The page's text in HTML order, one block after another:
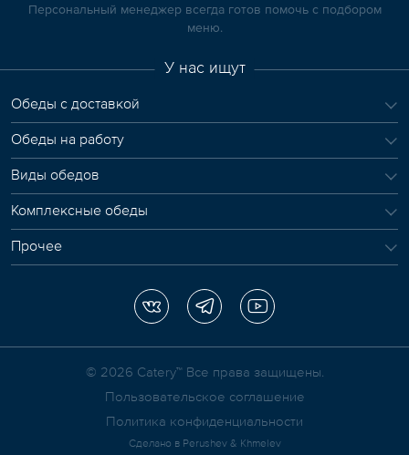
Персональный менеджер всегда готов помочь с подбором
меню.
У нас ищут
Обеды с доставкой
Обеды на работу
Виды обедов
Комплексные обеды
Прочее
© 2026 Сatery™ Все права защищены.
Пользовательское соглашение
Политика конфиденциальности
Сделано в Perushev & Khmelev